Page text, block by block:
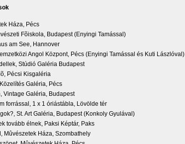
Háza, Pécs
Fõiskola, Budapest (Enyingi Tamással)
am See, Hannover
Angol Központ, Pécs (Enyingi Tamással és Kuti Lászlóval)
Stúdió Galéria Budapest
Pécsi Kisgaléria
Galéria, Pécs
Vintage Galéria, Budapest
forrással, 1 x 1 óriástábla, Lövölde tér
St. Art Galéria, Budapest (Konkoly Gyulával)
tovább élnek, Paksi Képtár, Paks
Mûvészetek Háza, Szombathely